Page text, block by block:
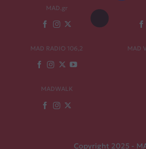
MAD.gr
MAD RADIO 106,2 MAD
MADWALK
Copyright 2025 -